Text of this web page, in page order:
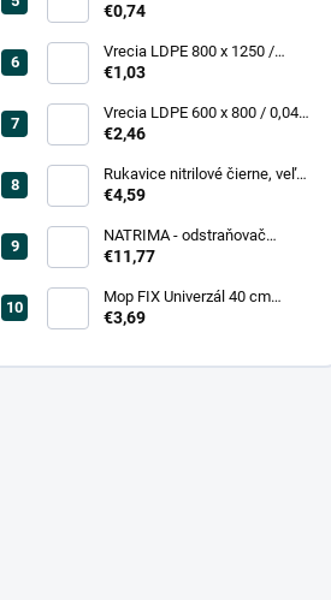
0,200, transparent (25 ks)
€0,74
Vrecia LDPE 800 x 1250 /
0,20, čierna (25 ks = bal)
€1,03
Vrecia LDPE 600 x 800 / 0,04,
biele (25 ks = rol)
€2,46
Rukavice nitrilové čierne, veľ.
L (100 ks = box)
€4,59
NATRIMA - odstraňovač
starých náterov (0,75 L = bal)
€11,77
Mop FIX Univerzál 40 cm
bavlnený Fmix
€3,69